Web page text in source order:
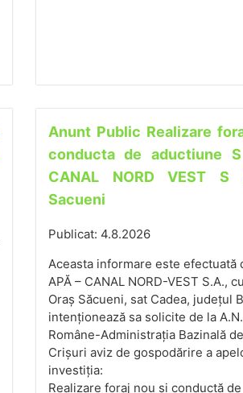
Anunt Public Realizare
conducta de aductiune
CANAL NORD VEST S
Sacueni
Publicat: 4.8.2026
Aceasta informare este efectuată
APĂ – CANAL NORD-VEST S.A.,
Oraș Săcueni, sat Cadea, județul
intenționează sa solicite de la
Române-Administrația Bazinală
Crișuri aviz de gospodărire a
investiția:
Realizare foraj nou și conductă de